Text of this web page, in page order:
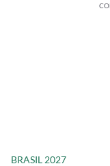
BRASIL 2027